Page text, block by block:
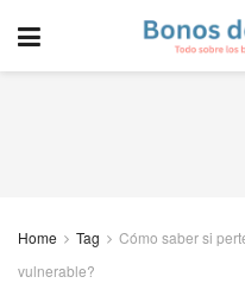
Home Tag
Cómo saber si
vulnerable?